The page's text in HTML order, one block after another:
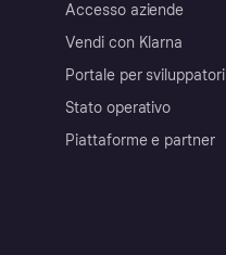
Accesso aziende
Vendi con Klarna
Portale per sviluppatori
Stato operativo
Piattaforme e partner